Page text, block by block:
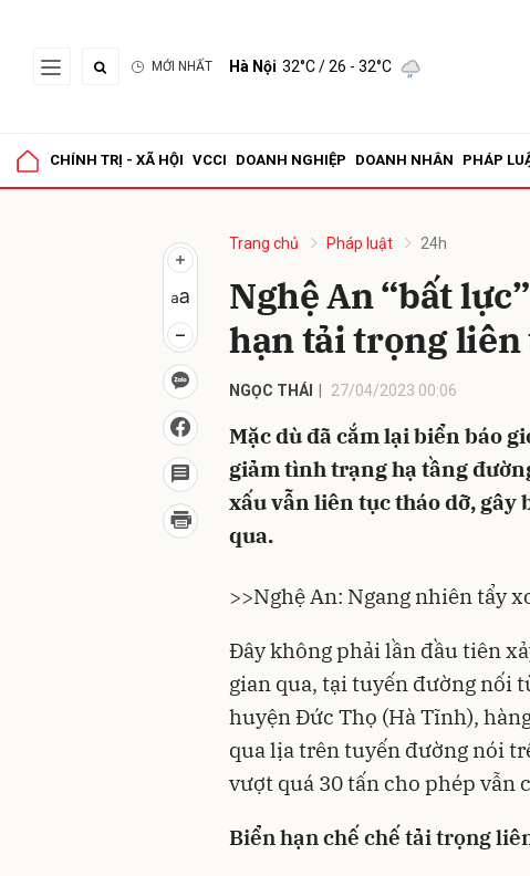
MỚI NHẤT Hà Nội 32°C/ 26 - 32°C
CHÍNH TRỊ - XÃ HỘI VCCI DOANH NGHIỆP DOANH NHÂN PHÁP
Trang chủ Pháp luật 24h
Nghệ An “bất
hạn tải trọng liên
NGỌC THÁI 27/04/2023 00:06
Mặc dù đã cắm lại biển báo
giảm tình trạng hạ tầng
xấu vẫn liên tục tháo dỡ,
qua.
>>Nghệ An: Ngang nhiên tẩy
Đây không phải lần đầu tiên
gian qua, tại tuyến đường nối
huyện Đức Thọ (Hà Tĩnh),
qua lịa trên tuyến đường nói
vượt quá 30 tấn cho phép vẫn
Biển hạn chế chế tải trọng